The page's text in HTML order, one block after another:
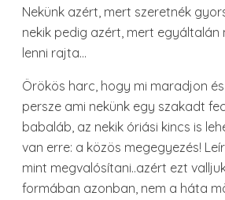
Nekünk azért, mert szeretnék
nekik pedig azért, mert egyáltalán
lenni rajta…
Örökös harc, hogy mi maradjon
persze ami nekünk egy szakadt
babaláb, az nekik óriási kincs is
van erre: a közös megegyezés!
mint megvalósítani..azért ezt
formában azonban, nem a háta